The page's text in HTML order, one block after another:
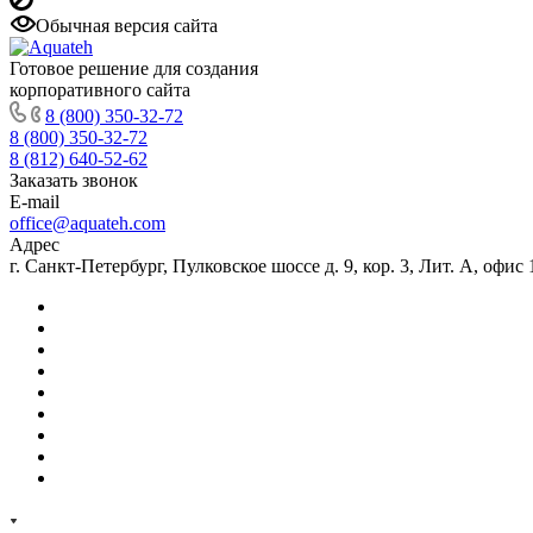
Обычная версия сайта
Готовое решение для создания
корпоративного сайта
8 (800) 350-32-72
8 (800) 350-32-72
8 (812) 640-52-62
Заказать звонок
E-mail
office@aquateh.com
Адрес
г. Санкт-Петербург, Пулковское шоссе д. 9, кор. 3, Лит. А, офис